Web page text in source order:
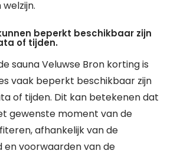
beperkt beschikbaar zijn
of tijden.
sauna Veluwse Bron korting is
vaak beperkt beschikbaar zijn
of tijden. Dit kan betekenen dat
gewenste moment van de
afhankelijk van de
en voorwaarden van de